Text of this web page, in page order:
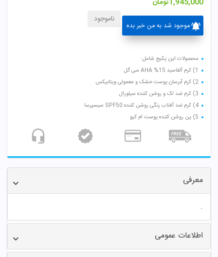
موجود شد به من خبر بده
ناموجود
محصولات این پکیج شامل:
1) کرم آلفاسید AHA %15 سی گل
2) کرم آبرسان پوست خشک و معمولی ویتابیکس
3) کرم ضد لک و روشن کننده سیلورال
4) کرم ضد آفتاب رنگی روشن کننده SPF50 سیسپرسا
5) پن روشن کننده پوست ام کیو
معرفی
.
اطلاعات عمومی